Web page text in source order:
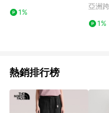
1%
LACK
亞洲
1%
熱銷排行榜